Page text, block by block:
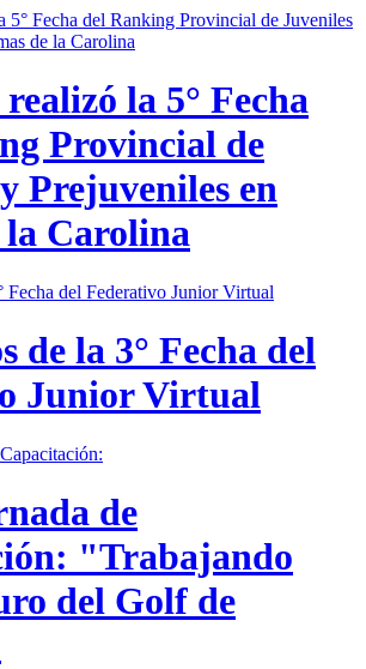
la 5° Fecha
Provincial de
Prejuveniles en
la Carolina
de la 3° Fecha del
Junior Virtual
de
"Trabajando
del Golf de